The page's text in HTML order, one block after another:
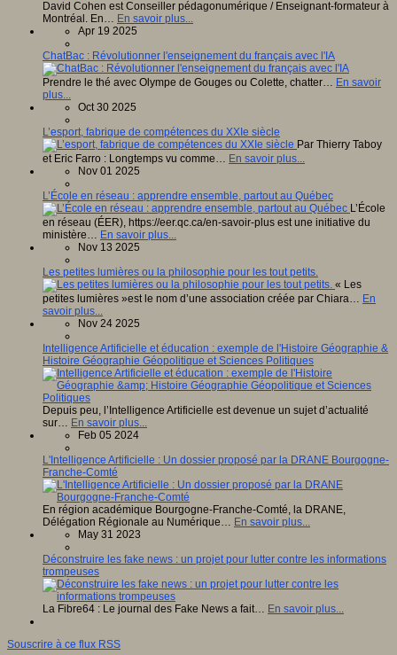
David Cohen est Conseiller pédagonumérique / Enseignant-formateur à
Montréal. En… En savoir plus...
Apr 19 2025
ChatBac : Révolutionner l'enseignement du français avec l'IA
Prendre le thé avec Olympe de Gouges ou Colette, chatter… En savoir
plus...
Oct 30 2025
L’esport, fabrique de compétences du XXIe siècle
Par Thierry Taboy
et Eric Farro : Longtemps vu comme… En savoir plus...
Nov 01 2025
L’École en réseau : apprendre ensemble, partout au Québec
L’École
en réseau (ÉER), https://eer.qc.ca/en-savoir-plus est une initiative du
ministère… En savoir plus...
Nov 13 2025
Les petites lumières ou la philosophie pour les tout petits.
« Les
petites lumières »est le nom d’une association créée par Chiara… En
savoir plus...
Nov 24 2025
Intelligence Artificielle et éducation : exemple de l'Histoire Géographie &
Histoire Géographie Géopolitique et Sciences Politiques
Depuis peu, l’Intelligence Artificielle est devenue un sujet d’actualité
sur… En savoir plus...
Feb 05 2024
L'Intelligence Artificielle : Un dossier proposé par la DRANE Bourgogne-
Franche-Comté
En région académique Bourgogne-Franche-Comté, la DRANE,
Délégation Régionale au Numérique… En savoir plus...
May 31 2023
Déconstruire les fake news : un projet pour lutter contre les informations
trompeuses
La Fibre64 : Le journal des Fake News a fait… En savoir plus...
Souscrire à ce flux RSS